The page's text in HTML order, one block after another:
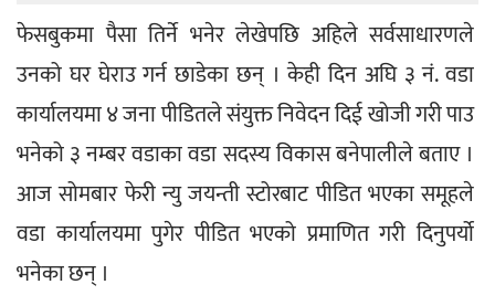
फेसबुकमा पैसा तिर्ने भनेर लेखेपछि अहिले सर्वसाधारणले
उनको घर घेराउ गर्न छाडेका छन् । केही दिन अघि ३ नं. वडा
कार्यालयमा ४ जना पीडितले संयुक्त निवेदन दिई खोजी गरी पाउ
भनेको ३ नम्बर वडाका वडा सदस्य विकास बनेपालीले बताए ।
आज सोमबार फेरी न्यु जयन्ती स्टोरबाट पीडित भएका समूहले
वडा कार्यालयमा पुगेर पीडित भएको प्रमाणित गरी दिनुपर्यो
भनेका छन् ।